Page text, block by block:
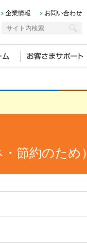
企業情報 お問い合わせ
節約のため）